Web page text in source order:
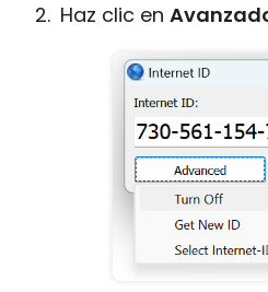
Haz clic en